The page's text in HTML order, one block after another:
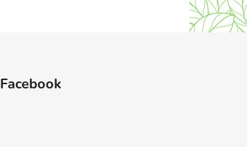
Facebook